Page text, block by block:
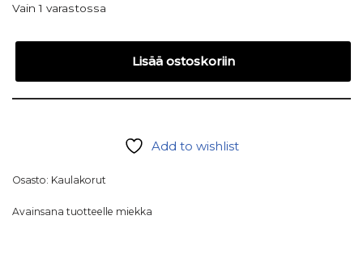
Vain 1 varastossa
Lisää ostoskoriin
Add to wishlist
Osasto: Kaulakorut
Avainsana tuotteelle miekka